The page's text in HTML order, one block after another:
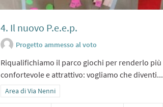
4. Il nuovo P.e.e.p.
Progetto ammesso al voto
Riqualifichiamo il parco giochi per renderlo più
confortevole e attrattivo: vogliamo che diventi...
Filtra i risultati per categoria: Area di Via Nenni
Area di Via Nenni